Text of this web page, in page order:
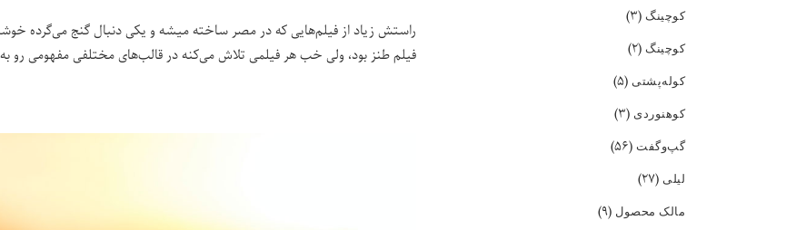
راستش زیاد از فیلم‌هایی که در مصر ساخته میشه و یکی دنبال گنج می‌گرده
فیلم طنز بود، ولی خب هر فیلمی تلاش می‌کنه در قالب‌های مختلفی مفهومی رو
کوچینگ (۳)
کوچینگ (۲)
کوله‌پشتی (۵)
کوهنوردی (۳)
گپ‌و‌گفت (۵۶)
لیلی (۲۷)
مالک محصول (۹)